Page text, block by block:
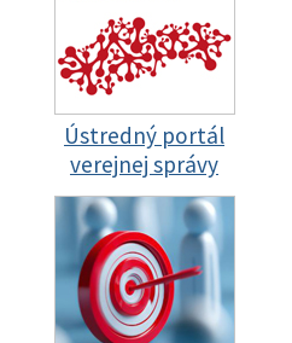
Ústredný portál
verejnej správy